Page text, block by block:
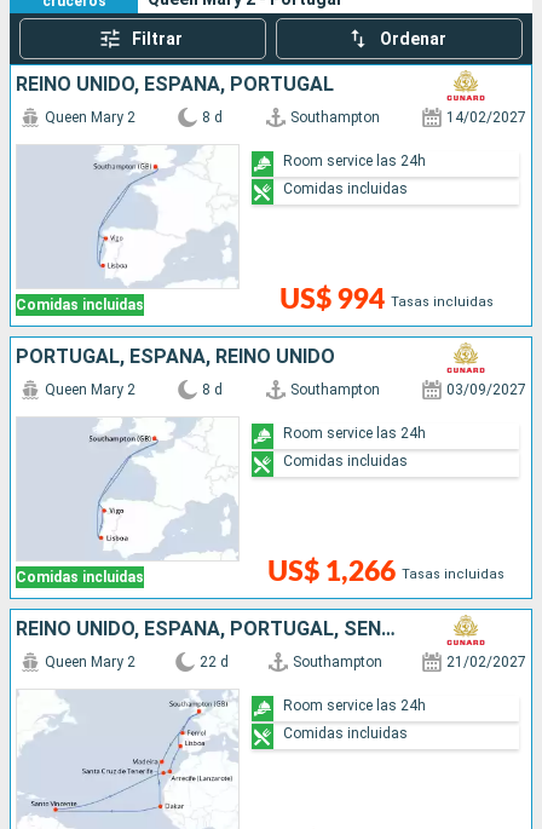
Filtrar Ordenar
REINO UNIDO, ESPAÑA, PORTUGAL
Comidas incluidas
Queen Mary 2 8 d Southampton 14/02/2027
US$ 994 Tasas incluidas
Room service las 24h
Comidas incluidas
PORTUGAL, ESPAÑA, REINO UNIDO
Comidas incluidas
Queen Mary 2 8 d Southampton 03/09/2027
US$ 1,266 Tasas incluidas
Room service las 24h
Comidas incluidas
REINO UNIDO, ESPAÑA, PORTUGAL, SENEGAL, SAN VINCENT Y LAS GRANADINAS
Queen Mary 2 22 d Southampton 21/02/2027
Room service las 24h
Comidas incluidas